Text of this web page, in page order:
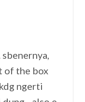
of the box
ngerti